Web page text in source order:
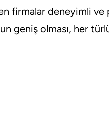
firmalar deneyimli
geniş olması, her